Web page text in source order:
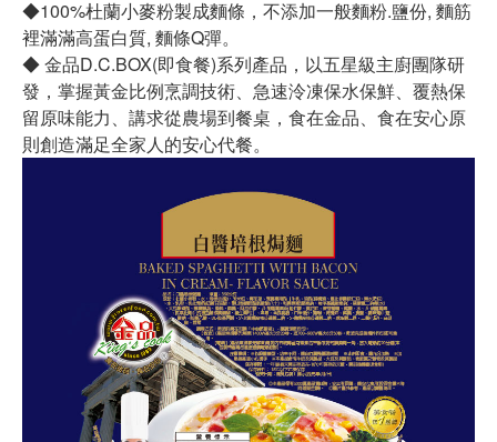
◆100%杜蘭小麥粉製成麵條，不添加一般麵粉.鹽份, 麵筋
裡滿滿高蛋白質, 麵條Q彈。
◆ 金品D.C.BOX(即食餐)系列產品，以五星級主廚團隊研
發，掌握黃金比例烹調技術、急速泠凍保水保鮮、覆熱保
留原味能力、講求從農場到餐桌，食在金品、食在安心原
則創造滿足全家人的安心代餐。